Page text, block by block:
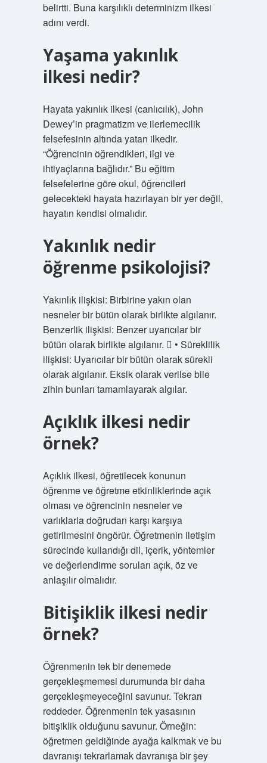
belirtti. Buna karşılıklı determinizm ilkesi
adını verdi.
Yaşama yakınlık
ilkesi nedir?
Hayata yakınlık ilkesi (canlıcılık), John
Dewey’in pragmatizm ve ilerlemecilik
felsefesinin altında yatan ilkedir.
“Öğrencinin öğrendikleri, ilgi ve
ihtiyaçlarına bağlıdır.” Bu eğitim
felsefelerine göre okul, öğrencileri
gelecekteki hayata hazırlayan bir yer değil,
hayatın kendisi olmalıdır.
Yakınlık nedir
öğrenme psikolojisi?
Yakınlık ilişkisi: Birbirine yakın olan
nesneler bir bütün olarak birlikte algılanır.
Benzerlik ilişkisi: Benzer uyarıcılar bir
bütün olarak birlikte algılanır.  • Süreklilik
ilişkisi: Uyarıcılar bir bütün olarak sürekli
olarak algılanır. Eksik olarak verilse bile
zihin bunları tamamlayarak algılar.
Açıklık ilkesi nedir
örnek?
Açıklık ilkesi, öğretilecek konunun
öğrenme ve öğretme etkinliklerinde açık
olması ve öğrencinin nesneler ve
varlıklarla doğrudan karşı karşıya
getirilmesini öngörür. Öğretmenin iletişim
sürecinde kullandığı dil, içerik, yöntemler
ve değerlendirme soruları açık, öz ve
anlaşılır olmalıdır.
Bitişiklik ilkesi nedir
örnek?
Öğrenmenin tek bir denemede
gerçekleşmemesi durumunda bir daha
gerçekleşmeyeceğini savunur. Tekrarı
reddeder. Öğrenmenin tek yasasının
bitişiklik olduğunu savunur. Örneğin:
öğretmen geldiğinde ayağa kalkmak ve bu
davranışı tekrarlamak davranışa bir şey